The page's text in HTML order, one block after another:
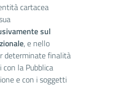
cartacea
sul
, e nello
determinate finalità
la Pubblica
e con i soggetti